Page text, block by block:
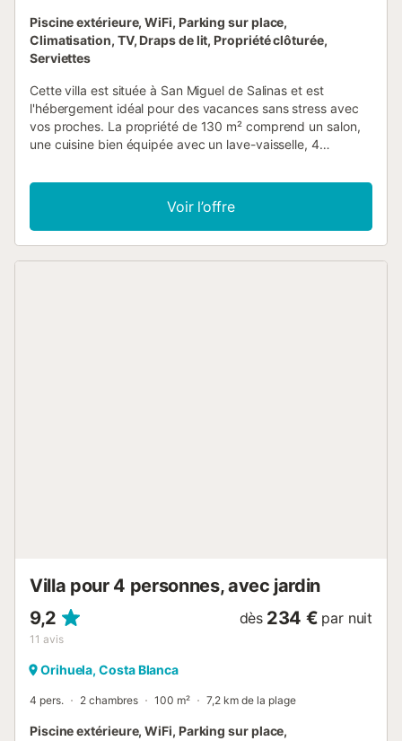
Piscine extérieure, WiFi, Parking sur place,
Climatisation, TV, Draps de lit, Propriété clôturée,
Serviettes
Cette villa est située à San Miguel de Salinas et est
l'hébergement idéal pour des vacances sans stress avec
vos proches. La propriété de 130 m² comprend un salon,
une cuisine bien équipée avec un lave-vaisselle, 4
personnes. Les équipements supplémentaires
comprennent le Wi-Fi, la climatisation, le chauffage, un
lave-linge, un lecteur DVD, une console de jeux ainsi que la
télévision par satellite et par câble. Un lit bébé et une
Voir l’offre
Villa pour 4 personnes, avec jardin
9,2
11 avis
dès 234 € par nuit
Orihuela, Costa Blanca
4 pers. 2 chambres 100 m² 7,2 km de la plage
Piscine extérieure, WiFi, Parking sur place,